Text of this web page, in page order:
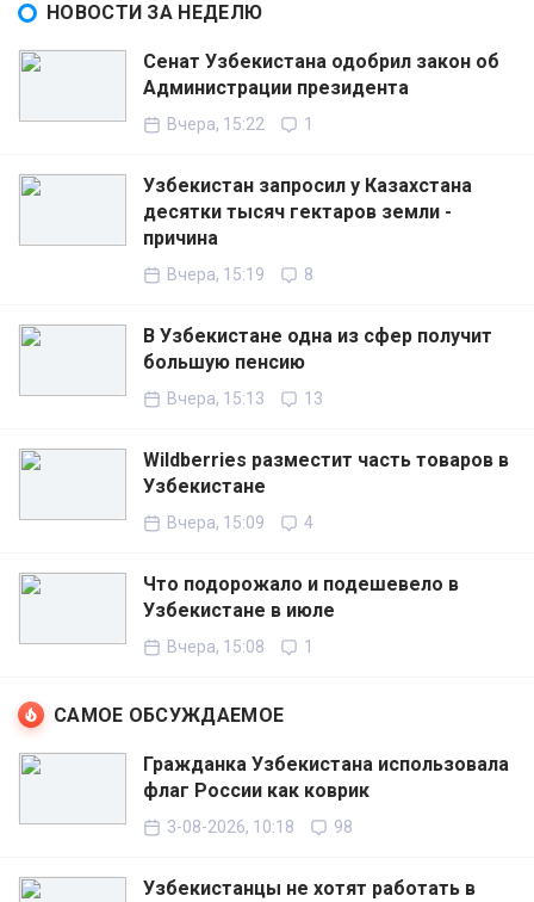
НОВОСТИ ЗА НЕДЕЛЮ
Сенат Узбекистана одобрил закон об
Администрации президента
Вчера, 15:22 1
Узбекистан запросил у Казахстана
десятки тысяч гектаров земли -
причина
Вчера, 15:19 8
В Узбекистане одна из сфер получит
большую пенсию
Вчера, 15:13 13
Wildberries разместит часть товаров в
Узбекистане
Вчера, 15:09 4
Что подорожало и подешевело в
Узбекистане в июле
Вчера, 15:08 1
САМОЕ ОБСУЖДАЕМОЕ
Гражданка Узбекистана использовала
флаг России как коврик
3-08-2026, 10:18 98
Узбекистанцы не хотят работать в